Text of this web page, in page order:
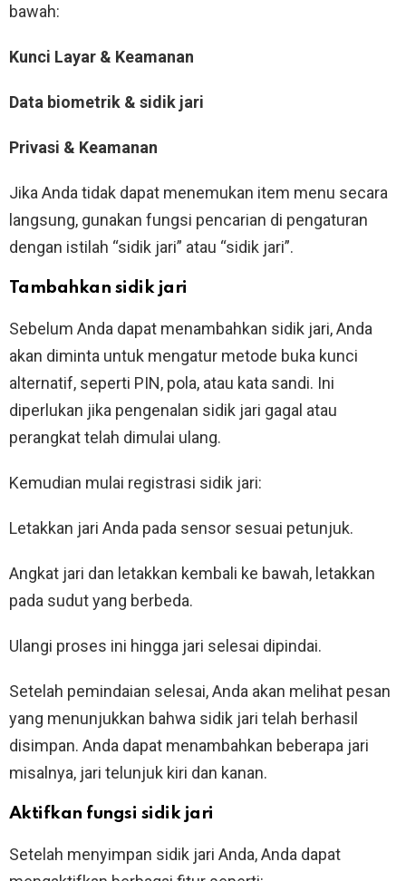
bawah:
Kunci Layar & Keamanan
Data biometrik & sidik jari
Privasi & Keamanan
Jika Anda tidak dapat menemukan item menu secara
langsung, gunakan fungsi pencarian di pengaturan
dengan istilah “sidik jari” atau “sidik jari”.
Tambahkan sidik jari
Sebelum Anda dapat menambahkan sidik jari, Anda
akan diminta untuk mengatur metode buka kunci
alternatif, seperti PIN, pola, atau kata sandi. Ini
diperlukan jika pengenalan sidik jari gagal atau
perangkat telah dimulai ulang.
Kemudian mulai registrasi sidik jari:
Letakkan jari Anda pada sensor sesuai petunjuk.
Angkat jari dan letakkan kembali ke bawah, letakkan
pada sudut yang berbeda.
Ulangi proses ini hingga jari selesai dipindai.
Setelah pemindaian selesai, Anda akan melihat pesan
yang menunjukkan bahwa sidik jari telah berhasil
disimpan. Anda dapat menambahkan beberapa jari
misalnya, jari telunjuk kiri dan kanan.
Aktifkan fungsi sidik jari
Setelah menyimpan sidik jari Anda, Anda dapat